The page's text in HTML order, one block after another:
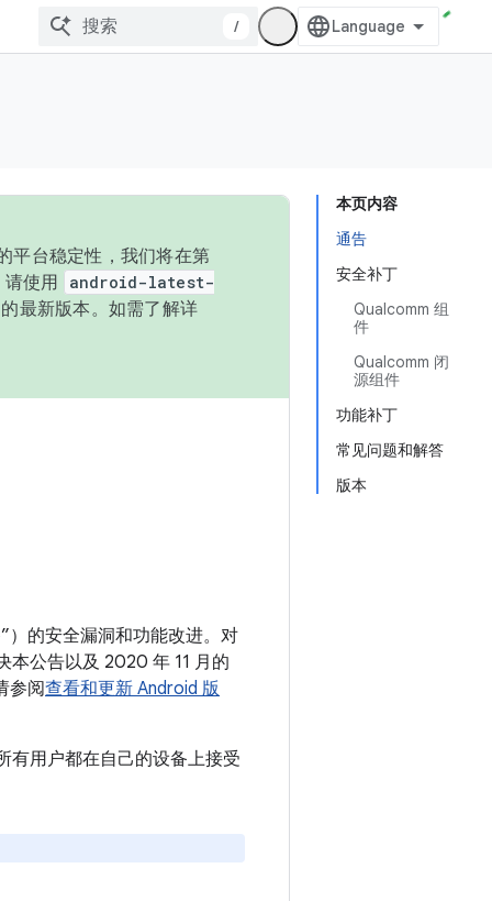
/
本页内容
通告
安全补丁
Qualcomm 组
件
Qualcomm 闭
源组件
功能补丁
常见问题和解答
版本
平台稳定性，我们将在第
使用
android-latest-
最新版本。如需了解详
）的安全漏洞和功能改进。对
公告以及 2020 年 11 月的
参阅查看和更新 Android 版
有用户都在自己的设备上接受